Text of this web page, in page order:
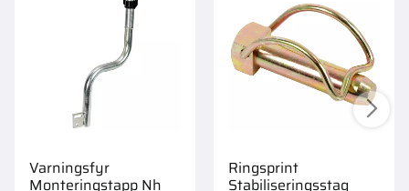
Varningsfyr
Monteringstapp Nh
Ringsprint
Stabiliseringsstag